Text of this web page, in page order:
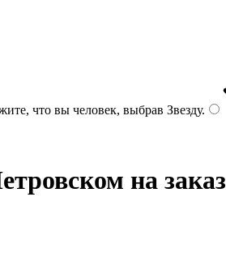
что вы человек, выбрав Звезду.
на заказ